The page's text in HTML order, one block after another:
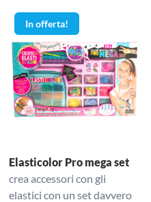
In offerta!
Elasticolor Pro mega set
crea accessori con gli
elastici con un set davvero